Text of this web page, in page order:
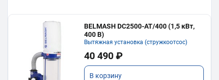
BELMASH DC2500-AT/400 (1,5 кВт,
400 В)
Вытяжная установка (стружкоотсос)
40 490 ₽
В корзину